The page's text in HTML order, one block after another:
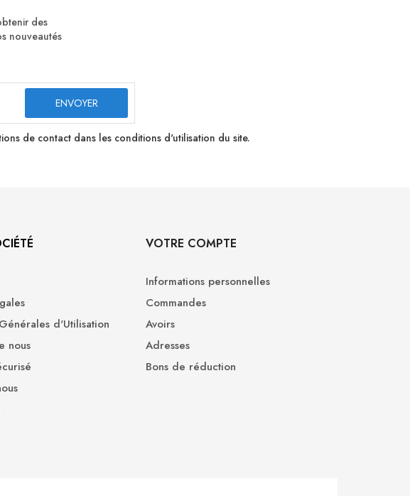
des
nouveautés
de contact dans les conditions d'utilisation du site.
d'Utilisation
nous
VOTRE COMPTE
Informations personnelles
Commandes
Avoirs
Adresses
Bons de réduction